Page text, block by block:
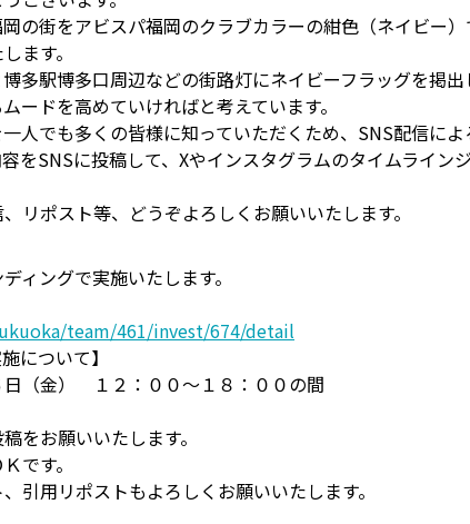
の街をアビスパ福岡のクラブカラーの紺色（ネイビー
ます。
多駅博多口周辺などの街路灯にネイビーフラッグを掲
ードを高めていければと考えています。
人でも多くの皆様に知っていただくため、SNS配信に
をSNSに投稿して、Xやインスタグラムのタイムライン
リポスト等、どうぞよろしくお願いいたします。
ィングで実施いたします。
team/461/invest/674/detail
について】
日（金） １２：００～１８：００の間
をお願いいたします。
です。
引用リポストもよろしくお願いいたします。